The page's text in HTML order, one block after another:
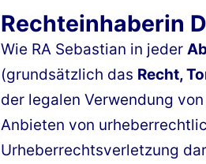
Rechteinhaberin
Wie RA Sebastian in jeder
(grundsätzlich das Recht,
der legalen Verwendung
Anbieten von
Urheberrechtsverletzung